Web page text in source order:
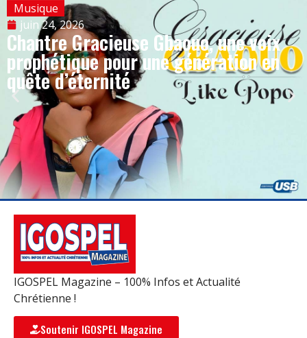
Musique
juin 24, 2026
Chantre Gracieuse Gbaouo, une voix
prophétique pour une génération en
quête d’éternité
IGOSPEL Magazine – 100% Infos et Actualité
Chrétienne !
Soutenir IGOSPEL Magazine